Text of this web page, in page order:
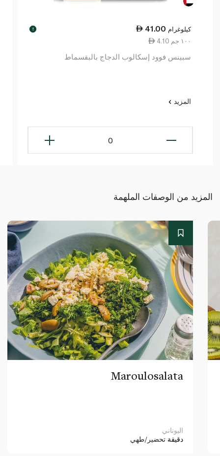
41.00 كيلوغرام !
4.10 ١٠٠ جم
سبينس فوود إسكالوب الدجاج بالبقسماط
المزيد
0
المزيد من الوصفات الملهمة
Maroulosalata
اليوناني
دقيقة تحضير/طهي